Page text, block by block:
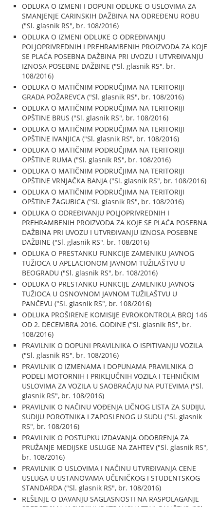
ODLUKA O IZMENI I DOPUNI ODLUKE O USLOVIMA ZA
SMANJENJE CARINSKIH DAŽBINA NA ODREĐENU ROBU
("Sl. glasnik RS", br. 108/2016)
ODLUKA O IZMENI ODLUKE O ODREĐIVANJU
POLJOPRIVREDNIH I PREHRAMBENIH PROIZVODA ZA KOJE
SE PLAĆA POSEBNA DAŽBINA PRI UVOZU I UTVRĐIVANJU
IZNOSA POSEBNE DAŽBINE ("Sl. glasnik RS", br.
108/2016)
ODLUKA O MATIČNIM PODRUČJIMA NA TERITORIJI
GRADA POŽAREVCA ("Sl. glasnik RS", br. 108/2016)
ODLUKA O MATIČNIM PODRUČJIMA NA TERITORIJI
OPŠTINE BRUS ("Sl. glasnik RS", br. 108/2016)
ODLUKA O MATIČNIM PODRUČJIMA NA TERITORIJI
OPŠTINE IVANJICA ("Sl. glasnik RS", br. 108/2016)
ODLUKA O MATIČNIM PODRUČJIMA NA TERITORIJI
OPŠTINE RUMA ("Sl. glasnik RS", br. 108/2016)
ODLUKA O MATIČNIM PODRUČJIMA NA TERITORIJI
OPŠTINE VRNJAČKA BANJA ("Sl. glasnik RS", br. 108/2016)
ODLUKA O MATIČNIM PODRUČJIMA NA TERITORIJI
OPŠTINE ŽAGUBICA ("Sl. glasnik RS", br. 108/2016)
ODLUKA O ODREĐIVANJU POLJOPRIVREDNIH I
PREHRAMBENIH PROIZVODA ZA KOJE SE PLAĆA POSEBNA
DAŽBINA PRI UVOZU I UTVRĐIVANJU IZNOSA POSEBNE
DAŽBINE ("Sl. glasnik RS", br. 108/2016)
ODLUKA O PRESTANKU FUNKCIJE ZAMENIKU JAVNOG
TUŽIOCA U APELACIONOM JAVNOM TUŽILAŠTVU U
BEOGRADU ("Sl. glasnik RS", br. 108/2016)
ODLUKA O PRESTANKU FUNKCIJE ZAMENIKU JAVNOG
TUŽIOCA U OSNOVNOM JAVNOM TUŽILAŠTVU U
PANČEVU ("Sl. glasnik RS", br. 108/2016)
ODLUKA PROŠIRENE KOMISIJE EVROKONTROLA BROJ 146
OD 2. DECEMBRA 2016. GODINE ("Sl. glasnik RS", br.
108/2016)
PRAVILNIK O DOPUNI PRAVILNIKA O ISPITIVANJU VOZILA
("Sl. glasnik RS", br. 108/2016)
PRAVILNIK O IZMENAMA I DOPUNAMA PRAVILNIKA O
PODELI MOTORNIH I PRIKLJUČNIH VOZILA I TEHNIČKIM
USLOVIMA ZA VOZILA U SAOBRAĆAJU NA PUTEVIMA ("Sl.
glasnik RS", br. 108/2016)
PRAVILNIK O NAČINU VOĐENJA LIČNOG LISTA ZA SUDIJU,
SUDIJU POROTNIKA I ZAPOSLENOG U SUDU ("Sl. glasnik
RS", br. 108/2016)
PRAVILNIK O POSTUPKU IZDAVANJA ODOBRENJA ZA
PRUŽANJE MEDIJSKE USLUGE NA ZAHTEV ("Sl. glasnik RS",
br. 108/2016)
PRAVILNIK O USLOVIMA I NAČINU UTVRĐIVANJA CENE
USLUGA U USTANOVAMA UČENIČKOG I STUDENTSKOG
STANDARDA ("Sl. glasnik RS", br. 108/2016)
REŠENJE O DAVANJU SAGLASNOSTI NA RASPOLAGANJE